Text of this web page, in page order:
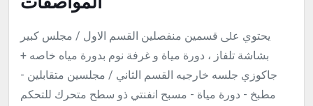
ﻳﺤﺘﻮي ﻋﲆ ﻗﺴﻤﻴﻦ ﻣﻨﻔﺼﻠﻴﻦ اﻟﻘﺴﻢ اﻻول / ﻣﺠﻠﺲ ﻛﺒﻴﺮ
ﺑﺸﺎﺷﺔ ﺗﻠﻔﺎز ، دورة ﻣﻴﺎة و ﻏﺮﻓﺔ ﻧﻮم ﺑﺪورة ﻣﻴﺎه ﺧﺎﺻﻪ +
ﺟﺎﻛﻮزي ﺟﻠﺴﻪ ﺧﺎرﺟﻴﻪ اﻟﻘﺴﻢ اﻟﺜﺎﻧﻲ / ﻣﺠﻠﺴﻴﻦ ﻣﺘﻘﺎﺑﻠﻴﻦ -
ﻣﻄﺒﺦ - دورة ﻣﻴﺎة - ﻣﺴﺒﺢ اﻧﻔﻨﺘﻲ ذو ﺳﻄﺢ ﻣﺘﺤﺮك ﻟﻠﺘﺤﻜﻢ